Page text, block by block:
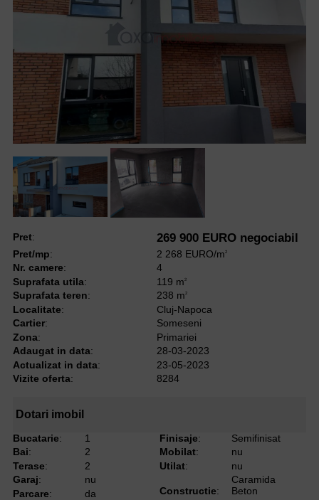
Pret: 269 900 EURO negociabil
Pret/mp: 2 268 EURO/m2
Nr. camere:
4
Suprafata utila: 119 m2
Suprafata teren: 238 m2
Localitate:
Cluj-Napoca
Cartier:
Someseni
Zona:
Primariei
Adaugat in data:
28-03-2023
Actualizat in data:
23-05-2023
Vizite oferta: 8284
Dotari imobil
Bucatarie:
1
Bai:
2
Terase:
2
Garaj:
nu
Parcare:
da
Finisaje:
Semifinisat
Mobilat:
nu
Utilat: nu
Constructie:
Caramida
Beton